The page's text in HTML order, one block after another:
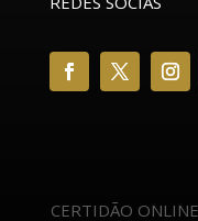
CERTIDÃO